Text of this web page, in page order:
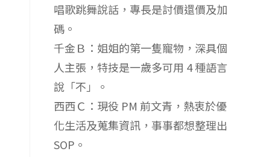
唱歌跳舞說話，專長是討價還價及加
碼。
千金Ｂ：姐姐的第一隻寵物，深具個
人主張，特技是一歲多可用 4 種語言
說「不」。
西西Ｃ：現役 PM 前文青，熱衷於優
化生活及蒐集資訊，事事都想整理出
SOP。